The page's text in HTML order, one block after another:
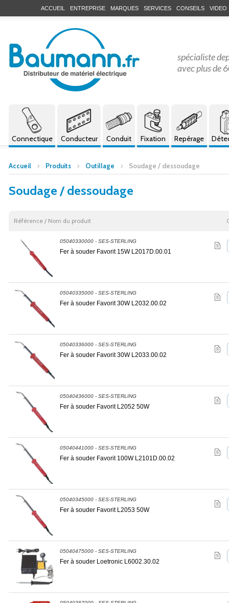
ACCUEIL ENTREPRISE MARQUES SERVICES CONSEILS VIDEO
Connectique Conducteur Conduit Fixation Repérage
spécialiste
avec plus de
Accueil Produits Outillage Soudage / dessoudage
Soudage / dessoudage
Référence / Nom du produit
05040330000 - SES-STERLING
Fer à souder Favorit 15W L2017D.00.01
05040335000 - SES-STERLING
Fer à souder Favorit 30W L2032.00.02
05040336000 - SES-STERLING
Fer à souder Favorit 30W L2033.00.02
05040436000 - SES-STERLING
Fer à souder Favorit L2052 50W
05040441000 - SES-STERLING
Fer à souder Favorit 100W L2101D.00.02
05040345000 - SES-STERLING
Fer à souder Favorit L2053 50W
05040475000 - SES-STERLING
Fer à souder Loetronic L6002.30.02